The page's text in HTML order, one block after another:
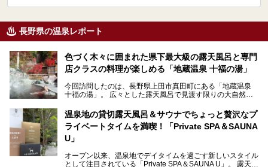
長野県の温泉レポート
色づく木々に囲まれた県下最大級の露天風呂と専門
店クラスの料理が楽しめる「地蔵温泉 十福の湯」
今回訪問したのは、長野県上田市真田町にある「地蔵温泉
十福の湯」。 広々とした露天風呂で見渡す限りの大自然を
温泉地の貸切露天風呂＆サウナでちょっと贅沢なプ
ライベートタイムを満喫！「Private SPA＆SAUNA
U」
オープン以来、温泉地でデイタイムを過ごす新しいスタイル
として注目されている「Private SPA＆SAUNA U」。 露天風